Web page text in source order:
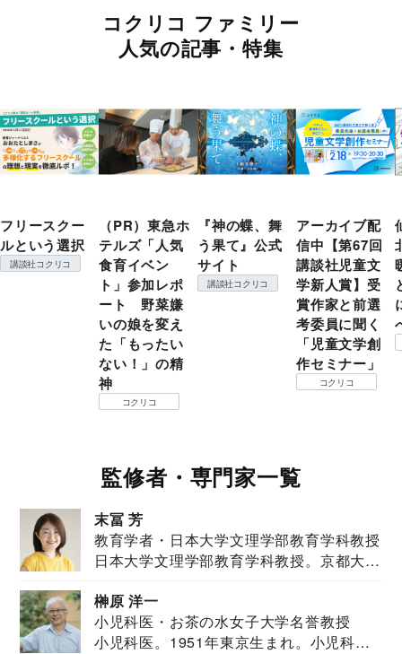
コクリコ ファミリー
人気の記事・特集
フリースクー
ルという選択
講談社コクリコ
（PR）東急ホ
テルズ「人気
食育イベン
ト」参加レポ
ート 野菜嫌
いの娘を変え
た「もったい
ない！」の精
神
コクリコ
『神の蝶、舞
う果て』公式
サイト
講談社コクリコ
アーカイブ配
信中【第67回
講談社児童文
学新人賞】受
賞作家と前選
考委員に聞く
「児童文学創
作セミナー」
コクリコ
監修者・専門家一覧
末冨 芳
教育学者・日本大学文理学部教育学科教授
日本大学文理学部教育学科教授。京都大学
榊原 洋一
小児科医・お茶の水女子大学名誉教授
小児科医。1951年東京生まれ。小児科